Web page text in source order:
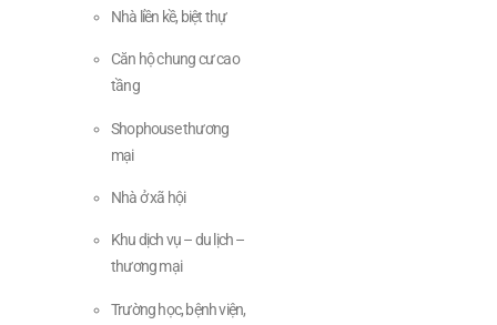
Nhà liền kề, biệt thự
Căn hộ chung cư cao
tầng
Shophouse thương
mại
Nhà ở xã hội
Khu dịch vụ – du lịch –
thương mại
Trường học, bệnh viện,